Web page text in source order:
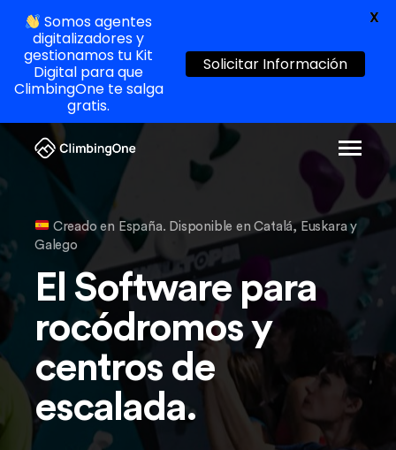
Creado en España. Disponible en Catalá, Euskara y
Galego
El Software para
rocódromos y
centros de
escalada.
Somos agentes
digitalizadores y
gestionamos tu Kit
Digital para que
ClimbingOne te salga
gratis.
Solicitar Información
X